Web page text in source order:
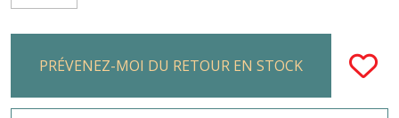
PRÉVENEZ-MOI DU RETOUR EN STOCK